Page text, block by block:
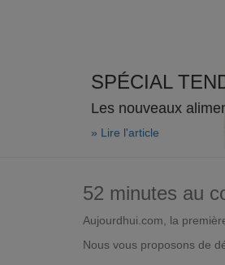
SPÉCIAL
Les nouveaux
» Lire l'article
52 minutes au
Aujourdhui.com, la
Nous vous proposons de